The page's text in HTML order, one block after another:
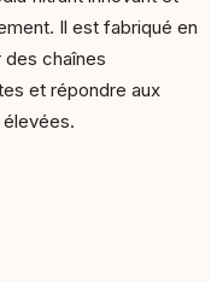
Il est fabriqué en
des chaînes
et répondre aux